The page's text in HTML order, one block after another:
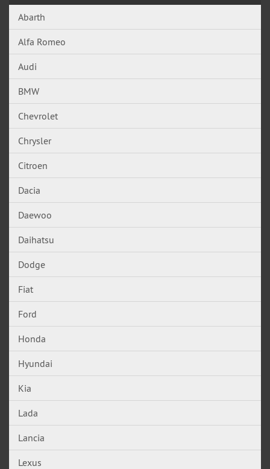
Abarth
Alfa Romeo
Audi
BMW
Chevrolet
Chrysler
Citroen
Dacia
Daewoo
Daihatsu
Dodge
Fiat
Ford
Honda
Hyundai
Kia
Lada
Lancia
Lexus